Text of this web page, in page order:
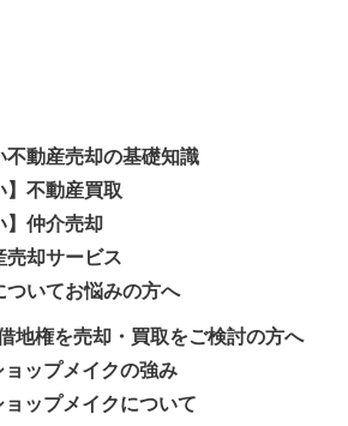
不動産売却の基礎知識
】不動産買取
】仲介売却
売却サービス
ついてお悩みの方へ
地権を売却・買取をご検討の方へ
ップメイクの強み
ップメイクについて